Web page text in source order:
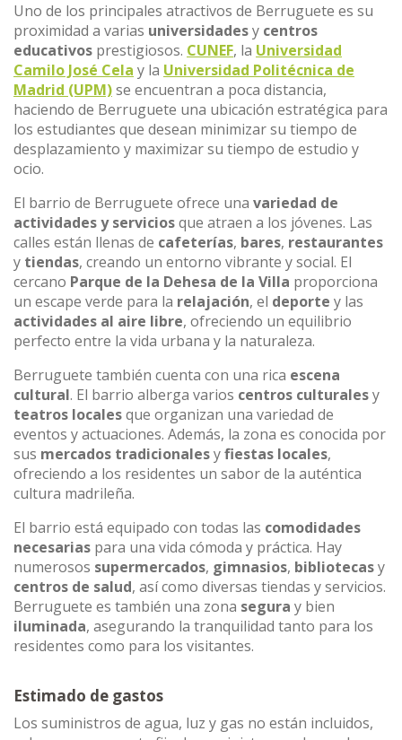
Uno de los principales atractivos de Berruguete es su
proximidad a varias universidadesy centros
educativos prestigiosos. CUNEF, la Universidad
Camilo José Cela y la Universidad Politécnica de
Madrid (UPM)se encuentran a poca distancia,
haciendo de Berruguete una ubicación estratégica para
los estudiantes que desean minimizar su tiempo de
desplazamiento y maximizar su tiempo de estudio y
ocio.
El barrio de Berruguete ofrece una variedad de
actividades y serviciosque atraen a los jóvenes. Las
calles están llenas de cafeterías, bares, restaurantes
y tiendas, creando un entorno vibrante y social. El
cercano Parque de la Dehesa de la Villa proporciona
un escape verde para la relajación, el deporte y las
actividades al aire libre, ofreciendo un equilibrio
perfecto entre la vida urbana y la naturaleza.
Berruguete también cuenta con una rica escena
cultural. El barrio alberga varios centros culturalesy
teatros localesque organizan una variedad de
eventos y actuaciones. Además, la zona es conocida por
sus mercados tradicionalesyfiestas locales,
ofreciendo a los residentes un sabor de la auténtica
cultura madrileña.
El barrio está equipado con todas las comodidades
necesarias para una vida cómoda y práctica. Hay
numerosos supermercados, gimnasios, bibliotecasy
centros de salud, así como diversas tiendas y servicios.
Berruguete es también una zona segura y bien
iluminada, asegurando la tranquilidad tanto para los
residentes como para los visitantes.
Estimado de gastos
Los suministros de agua, luz y gas no están incluidos,